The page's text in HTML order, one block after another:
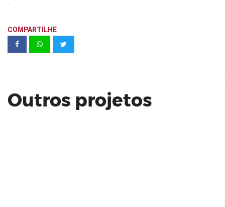
COMPARTILHE
Outros projetos
CCP | JK 1455 - conj 71